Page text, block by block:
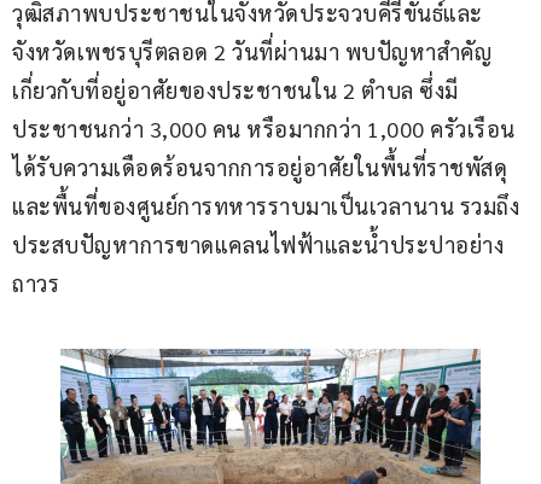
วุฒิสภาพบประชาชนในจังหวัดประจวบคีรีขันธ์และ
จังหวัดเพชรบุรีตลอด 2 วันที่ผ่านมา พบปัญหาสำคัญ
เกี่ยวกับที่อยู่อาศัยของประชาชนใน 2 ตำบล ซึ่งมี
ประชาชนกว่า 3,000 คน หรือมากกว่า 1,000 ครัวเรือน
ได้รับความเดือดร้อนจากการอยู่อาศัยในพื้นที่ราชพัสดุ
และพื้นที่ของศูนย์การทหารราบมาเป็นเวลานาน รวมถึง
ประสบปัญหาการขาดแคลนไฟฟ้าและน้ำประปาอย่าง
ถาวร